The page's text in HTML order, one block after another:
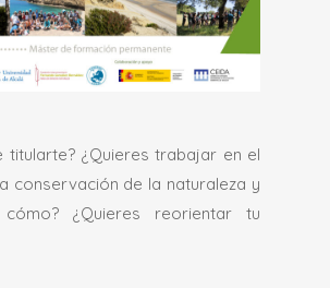
titularte? ¿Quieres trabajar en el
conservación de la naturaleza y
¿Quieres reorientar tu